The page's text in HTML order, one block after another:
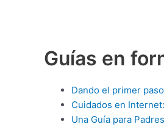
Guías en
Dando el primer
Cuidados en
Una Guía para